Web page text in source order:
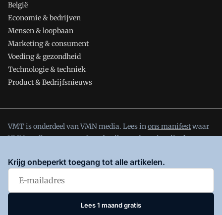
België
Economie & bedrijven
Mensen & loopbaan
Marketing & consument
Voeding & gezondheid
Technologie & techniek
Product & Bedrijfsnieuws
VMT is onderdeel van VMN media. Lees inons manifestwaar
VMN media voor staat. Op gebruik van deze site zijn de
enPrivacy en Cookie beleid|Privacy instellingen
Krijg onbeperkt toegang tot alle artikelen.
Lees 1 maand gratis